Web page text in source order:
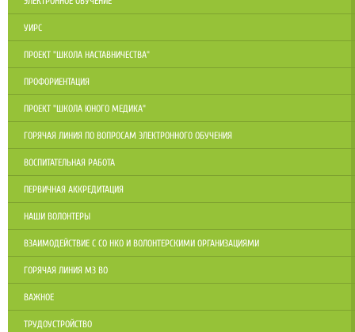
УИРС
ПРОЕКТ "ШКОЛА НАСТАВНИЧЕСТВА"
ПРОФОРИЕНТАЦИЯ
ПРОЕКТ "ШКОЛА ЮНОГО МЕДИКА"
ГОРЯЧАЯ ЛИНИЯ ПО ВОПРОСАМ ЭЛЕКТРОННОГО ОБУЧЕНИЯ
ВОСПИТАТЕЛЬНАЯ РАБОТА
ПЕРВИЧНАЯ АККРЕДИТАЦИЯ
НАШИ ВОЛОНТЕРЫ
ВЗАИМОДЕЙСТВИЕ С СО НКО И ВОЛОНТЕРСКИМИ ОРГАНИЗАЦИЯМИ
ГОРЯЧАЯ ЛИНИЯ МЗ ВО
ВАЖНОЕ
ТРУДОУСТРОЙСТВО